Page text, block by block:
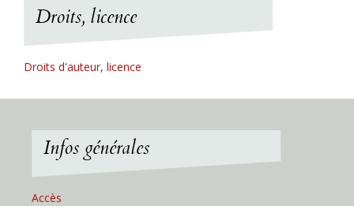
Droits, licence
Droits d'auteur, licence
Infos générales
Accès